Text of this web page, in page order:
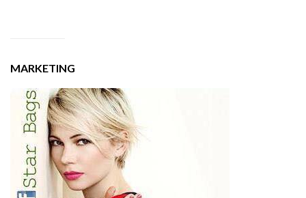
MARKETING